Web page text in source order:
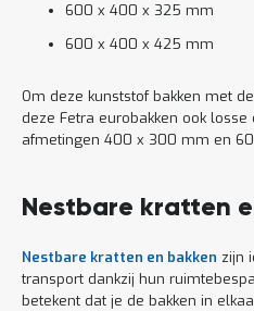
600 x 400 x 325 mm
600 x 400 x 425 mm
Om deze kunststof bakken met
deze Fetra eurobakken ook
afmetingen 400 x 300 mm en
Nestbare kratten
Nestbare kratten en bakken zijn
transport dankzij hun
betekent dat je de bakken in